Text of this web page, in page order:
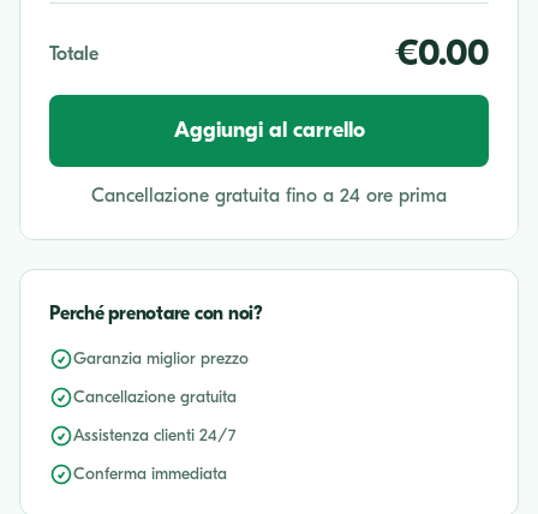
Totale €0.00
Aggiungi al carrello
Cancellazione gratuita fino a 24 ore prima
Perché prenotare con noi?
Garanzia miglior prezzo
Cancellazione gratuita
Assistenza clienti 24/7
Conferma immediata